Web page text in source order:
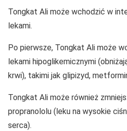
Tongkat Ali może wchodzić w
lekami.
Po pierwsze, Tongkat Ali może
lekami hipoglikemicznymi
krwi), takimi jak glipizyd,
Tongkat Ali może również
propranololu (leku na wysokie
serca).